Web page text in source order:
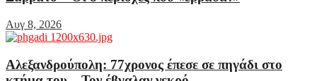
Αυγ 8, 2026
Αλεξανδρούπολη: 77χρονος έπεσε σε πηγάδι στο